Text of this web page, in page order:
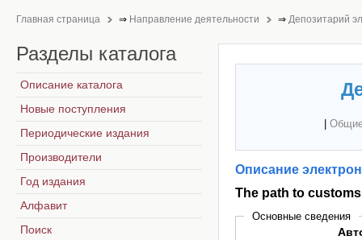
Главная страница ⇒ Направление деятельности ⇒ Депозитарий
Описание
The path to
Основные сведения
Разделы каталога
Описание каталога
Новые поступления
Периодические издания
Производители
Год издания
Алфавит
Поиск